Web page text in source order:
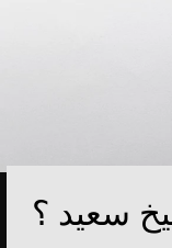
سعيد ؟